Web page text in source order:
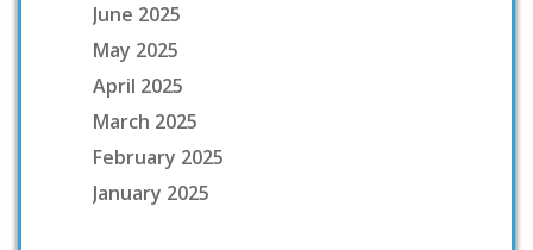
June 2025
May 2025
April 2025
March 2025
February 2025
January 2025